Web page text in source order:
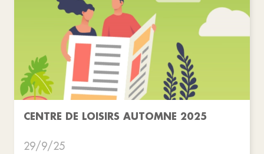
CENTRE DE LOISIRS AUTOMNE 2025
29/9/25